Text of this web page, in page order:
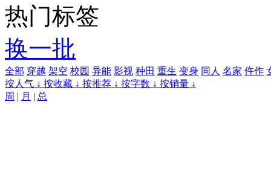
热门标签
换一批
全部 穿越 架空 校园 异能 影视 种田 重生 变身 同人 名家 仵作
按人气 ↓ 按收藏 ↓ 按推荐 ↓ 按字数 ↓ 按销量 ↓
周 | 月 | 总